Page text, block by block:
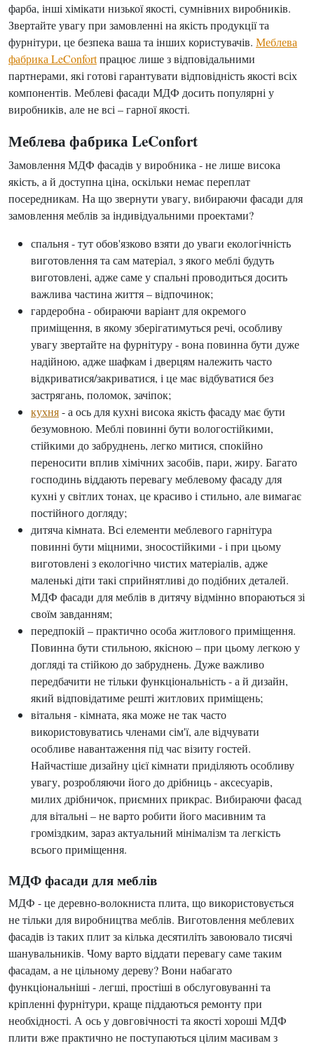
фарба, інші хімікати низької якості, сумнівних виробників.
Звертайте увагу при замовленні на якість продукції та
фурнітури, це безпека ваша та інших користувачів. Меблева
фабрика LeConfortпрацює лише з відповідальними
партнерами, які готові гарантувати відповідність якості всіх
компонентів. Меблеві фасади МДФ досить популярні у
виробників, але не всі – гарної якості.
Меблева фабрика LeConfort
Замовлення МДФ фасадів у виробника - не лише висока
якість, а й доступна ціна, оскільки немає переплат
посередникам. На що звернути увагу, вибираючи фасади для
замовлення меблів за індивідуальними проектами?
спальня - тут обов'язково взяти до уваги екологічність
виготовлення та сам матеріал, з якого меблі будуть
виготовлені, адже саме у спальні проводиться досить
важлива частина життя – відпочинок;
гардеробна - обираючи варіант для окремого
приміщення, в якому зберігатимуться речі, особливу
увагу звертайте на фурнітуру - вона повинна бути дуже
надійною, адже шафкам і дверцям належить часто
відкриватися/закриватися, і це має відбуватися без
застрягань, поломок, зачіпок;
кухня- а ось для кухні висока якість фасаду має бути
безумовною. Меблі повинні бути вологостійкими,
стійкими до забруднень, легко митися, спокійно
переносити вплив хімічних засобів, пари, жиру. Багато
господинь віддають перевагу меблевому фасаду для
кухні у світлих тонах, це красиво і стильно, але вимагає
постійного догляду;
дитяча кімната. Всі елементи меблевого гарнітура
повинні бути міцними, зносостійкими - і при цьому
виготовлені з екологічно чистих матеріалів, адже
маленькі діти такі сприйнятливі до подібних деталей.
МДФ фасади для меблів в дитячу відмінно впораються зі
своїм завданням;
передпокій – практично особа житлового приміщення.
Повинна бути стильною, якісною – при цьому легкою у
догляді та стійкою до забруднень. Дуже важливо
передбачити не тільки функціональність - а й дизайн,
який відповідатиме решті житлових приміщень;
вітальня - кімната, яка може не так часто
використовуватись членами сім'ї, але відчувати
особливе навантаження під час візиту гостей.
Найчастіше дизайну цієї кімнати приділяють особливу
увагу, розробляючи його до дрібниць - аксесуарів,
милих дрібничок, приємних прикрас. Вибираючи фасад
для вітальні – не варто робити його масивним та
громіздким, зараз актуальний мінімалізм та легкість
всього приміщення.
МДФ фасади для меблів
МДФ - це деревно-волокниста плита, що використовується
не тільки для виробництва меблів. Виготовлення меблевих
фасадів із таких плит за кілька десятиліть завоювало тисячі
шанувальників. Чому варто віддати перевагу саме таким
фасадам, а не цільному дереву? Вони набагато
функціональніші - легші, простіші в обслуговуванні та
кріпленні фурнітури, краще піддаються ремонту при
необхідності. А ось у довговічності та якості хороші МДФ
плити вже практично не поступаються цілим масивам з